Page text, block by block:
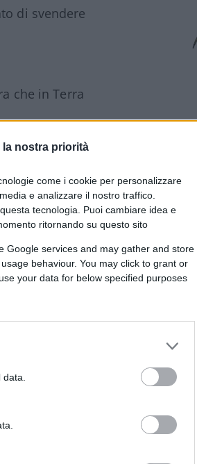
la nostra priorità
come i cookie per personalizzare
e analizzare il nostro traffico.
tecnologia. Puoi cambiare idea e
ritornando su questo sito
Google services and may gather and store
behaviour. You may click to grant or
your data for below specified purposes
di svendere
che in Terra
l’ho scoperto
mica
contro
finita. E te
in carrozza
per il
morte,
tribunale e